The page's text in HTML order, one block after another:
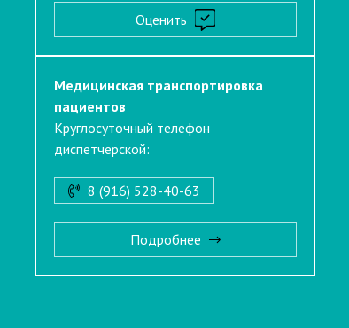
Оценить
Медицинская транспортировка
пациентов
Круглосуточный телефон
диспетчерской:
8 (916) 528-40-63
Подробнее